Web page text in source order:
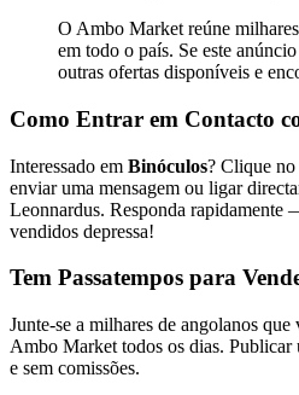
O Ambo Market reúne
em todo o país. Se este
outras ofertas disponíveis e
Como Entrar em Contacto
Interessado em Binóculos? Clique no
enviar uma mensagem ou ligar
Leonnardus. Responda rapidamente
vendidos depressa!
Tem Passatempos para
Junte-se a milhares de angolanos que
Ambo Market todos os dias.
e sem comissões.